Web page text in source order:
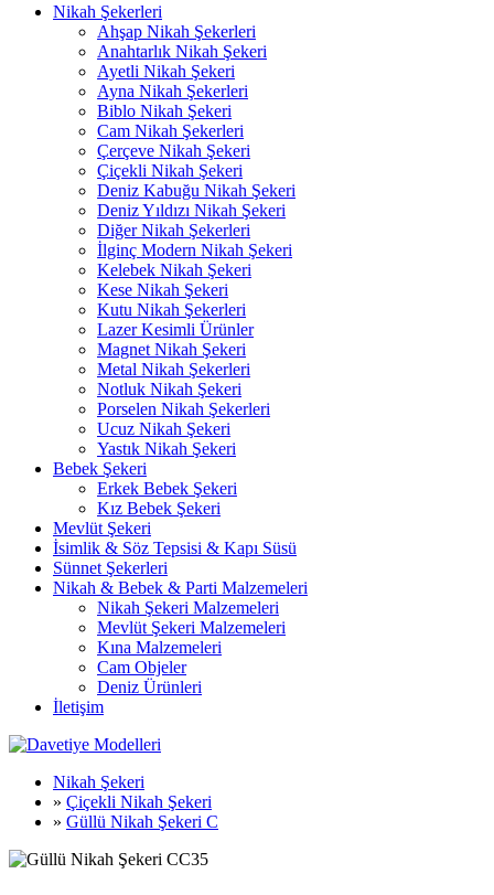
Nikah Şekerleri
Ahşap Nikah Şekerleri
Anahtarlık Nikah Şekeri
Ayetli Nikah Şekeri
Ayna Nikah Şekerleri
Biblo Nikah Şekeri
Cam Nikah Şekerleri
Çerçeve Nikah Şekeri
Çiçekli Nikah Şekeri
Deniz Kabuğu Nikah Şekeri
Deniz Yıldızı Nikah Şekeri
Diğer Nikah Şekerleri
İlginç Modern Nikah Şekeri
Kelebek Nikah Şekeri
Kese Nikah Şekeri
Kutu Nikah Şekerleri
Lazer Kesimli Ürünler
Magnet Nikah Şekeri
Metal Nikah Şekerleri
Notluk Nikah Şekeri
Porselen Nikah Şekerleri
Ucuz Nikah Şekeri
Yastık Nikah Şekeri
Bebek Şekeri
Erkek Bebek Şekeri
Kız Bebek Şekeri
Mevlüt Şekeri
İsimlik & Söz Tepsisi & Kapı Süsü
Sünnet Şekerleri
Nikah & Bebek & Parti Malzemeleri
Nikah Şekeri Malzemeleri
Mevlüt Şekeri Malzemeleri
Kına Malzemeleri
Cam Objeler
Deniz Ürünleri
İletişim
Nikah Şekeri
» Çiçekli Nikah Şekeri
» Güllü Nikah Şekeri C